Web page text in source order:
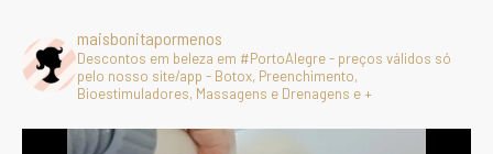
maisbonitapormenos
Descontos em beleza em #PortoAlegre - preços válidos só
pelo nosso site/app - Botox, Preenchimento,
Bioestimuladores, Massagens e Drenagens e +